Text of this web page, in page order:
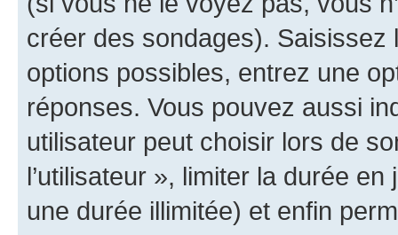
créer des sondages).
options possibles, entrez une
réponses. Vous pouvez aussi
utilisateur peut choisir lors de
l’utilisateur », limiter la durée
une durée illimitée) et enfin